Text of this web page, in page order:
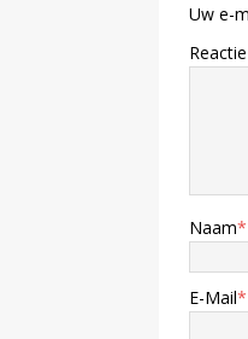
Uw e-
Reactie
Naam*
E-Mail*